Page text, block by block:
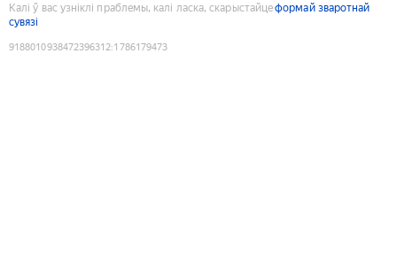
Калі ў вас узніклі праблемы, калі ласка, скарыстайцеформай зваротнай
сувязі
9188010938472396312:1786179473